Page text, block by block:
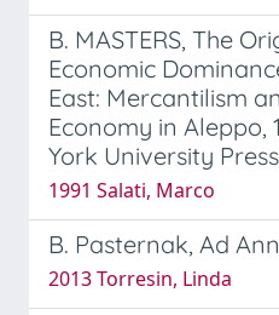
B. MASTERS, The
Economic
East: Mercantilism
Economy in Aleppo,
York University
1991 Salati, Marco
B. Pasternak, Ad
2013 Torresin, Linda